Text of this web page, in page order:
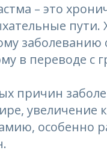
– это
пути.
заболеванию
в переводе с
причин
особенно